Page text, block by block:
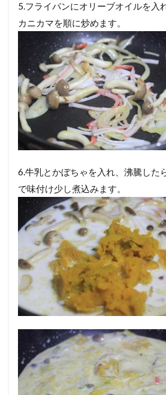
5.フライパンにオリーブオイルを入
カニカマを順に炒めます。
6.牛乳とかぼちゃを入れ、沸騰した
で味付け少し煮込みます。